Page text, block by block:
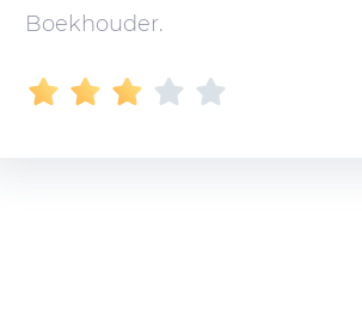
Boekhouder.